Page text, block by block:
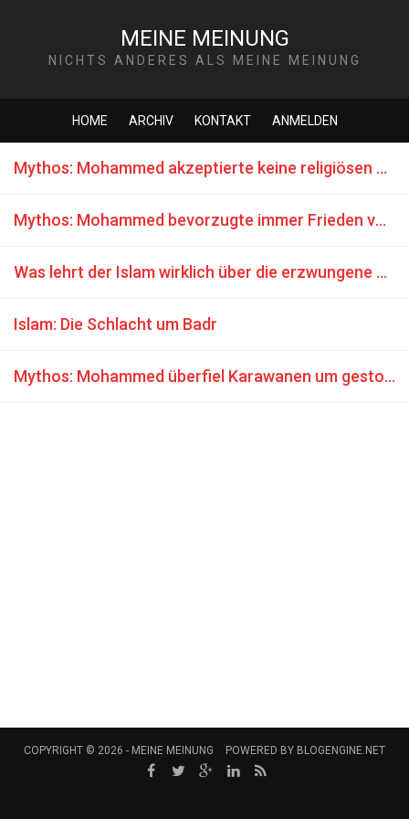
MEINE MEINUNG
NICHTS ANDERES ALS MEINE MEINUNG
HOME ARCHIV KONTAKT ANMELDEN
Mythos: Mohammed akzeptierte keine religiösen Zwangskonvertierungen
Mythos: Mohammed bevorzugte immer Frieden vor Krieg
Was lehrt der Islam wirklich über die erzwungene Konversion?
Islam: Die Schlacht um Badr
Mythos: Mohammed überfiel Karawanen um gestohlene Güter zurückzuholen
COPYRIGHT © 2026 - MEINE MEINUNG POWERED BY BLOGENGINE.NET